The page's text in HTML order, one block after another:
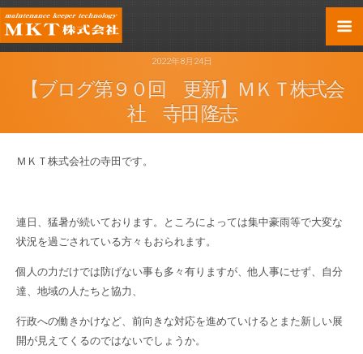
2022年8月24日
【ブログ第９０回 更新】ＭＫＴ株式会
社 寺田 隆志
ＭＫＴ株式会社の寺田です。
連日、猛暑が続いております。ところによっては集中豪雨等で大変な
状況を過ごされている方々もおられます。
個人の力だけでは防げない事も多々有りますが、他人事にせず、自分
達、地域の人たちと協力、
行政への働きかけなど、前向きな対応を進めていけるとまた新しい展
開が見えてくるのではないでしょうか。